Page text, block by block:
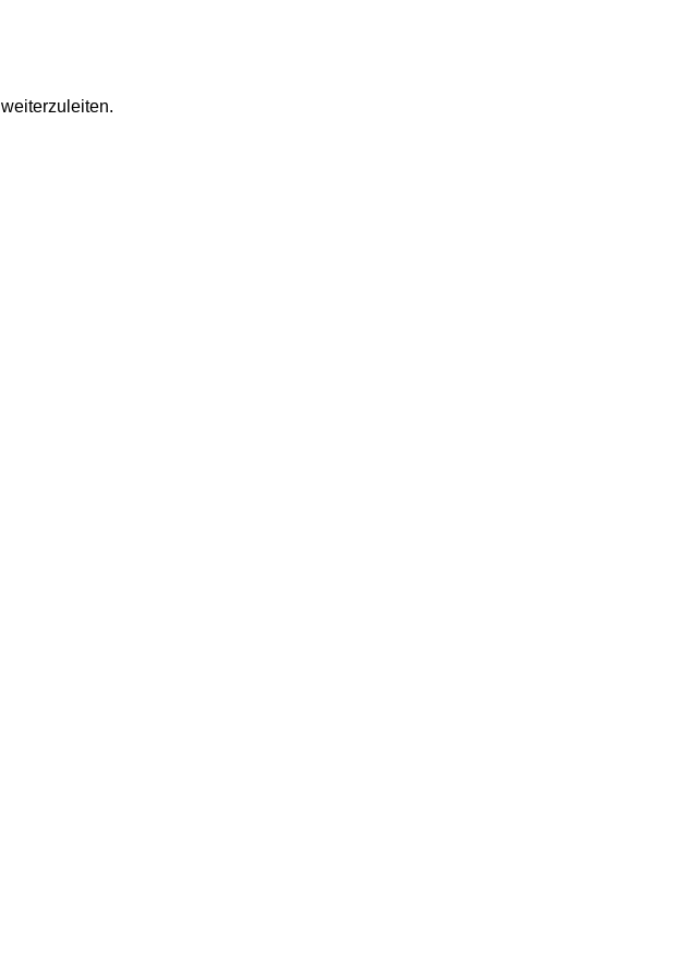
weiterzuleiten.